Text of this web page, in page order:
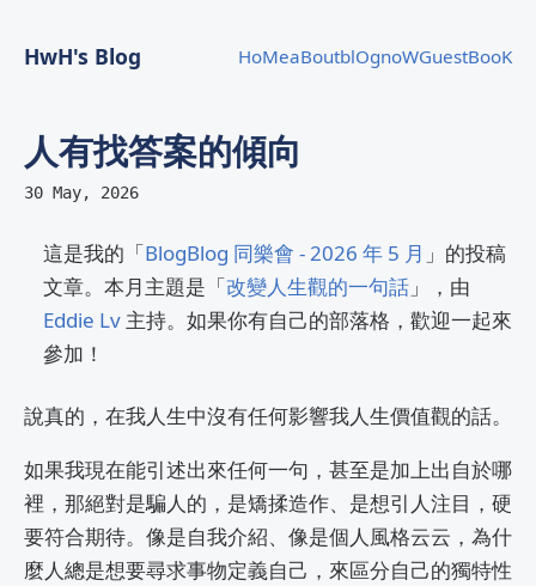
HwH's Blog HoMeaBoutblOgnoWGuestBooK
人有找答案的傾向
30 May, 2026
這是我的「BlogBlog 同樂會 - 2026 年 5 月 」的投稿
文章。本月主題是「改變人生觀的一句話 」，由
Eddie Lv 主持。如果你有自己的部落格，歡迎一起來
參加！
說真的，在我人生中沒有任何影響我人生價值觀的話。
如果我現在能引述出來任何一句，甚至是加上出自於哪
裡，那絕對是騙人的，是矯揉造作、是想引人注目，硬
要符合期待。像是自我介紹、像是個人風格云云，為什
麼人總是想要尋求事物定義自己，來區分自己的獨特性